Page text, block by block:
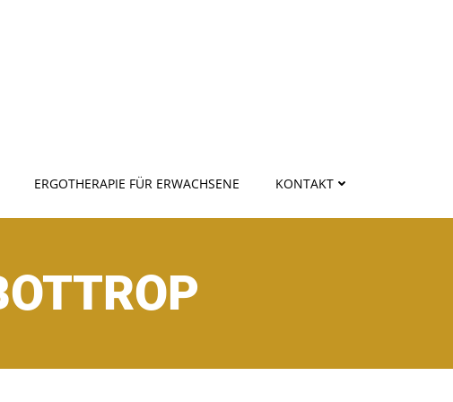
ERGOTHERAPIE FÜR ERWACHSENE KONTAKT